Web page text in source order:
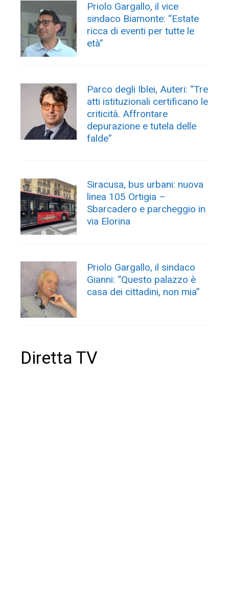
Priolo Gargallo, il vice
sindaco Biamonte: “Estate
ricca di eventi per tutte le
età”
Parco degli Iblei, Auteri: “Tre
atti istituzionali certificano le
criticità. Affrontare
depurazione e tutela delle
falde”
Siracusa, bus urbani: nuova
linea 105 Ortigia –
Sbarcadero e parcheggio in
via Elorina
Priolo Gargallo, il sindaco
Gianni: “Questo palazzo è
casa dei cittadini, non mia”
Diretta TV